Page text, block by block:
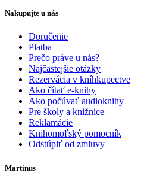
Nakupujte u nás
Doručenie
Platba
Prečo práve u nás?
Najčastejšie otázky
Rezervácia v kníhkupectve
Ako čítať e-knihy
Ako počúvať audioknihy
Pre školy a knižnice
Reklamácie
Knihomoľský pomocník
Odstúpiť od zmluvy
Martinus